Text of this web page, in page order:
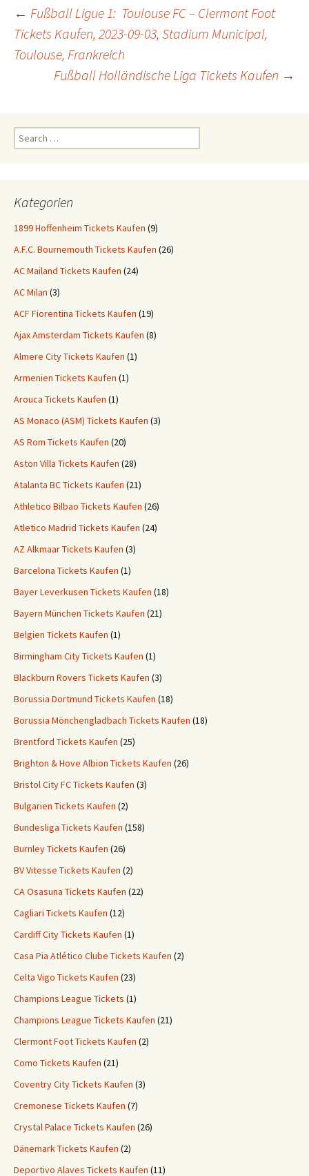
Post
navigation
← Fußball Ligue 1: Toulouse FC – Clermont Foot
Tickets Kaufen, 2023-09-03, Stadium Municipal,
Toulouse, Frankreich
Fußball Holländische Liga Tickets Kaufen →
Search
for:
Kategorien
1899 Hoffenheim Tickets Kaufen (9)
A.F.C. Bournemouth Tickets Kaufen (26)
AC Mailand Tickets Kaufen (24)
AC Milan (3)
ACF Fiorentina Tickets Kaufen (19)
Ajax Amsterdam Tickets Kaufen (8)
Almere City Tickets Kaufen (1)
Armenien Tickets Kaufen (1)
Arouca Tickets Kaufen (1)
AS Monaco (ASM) Tickets Kaufen (3)
AS Rom Tickets Kaufen (20)
Aston Villa Tickets Kaufen (28)
Atalanta BC Tickets Kaufen (21)
Athletico Bilbao Tickets Kaufen (26)
Atletico Madrid Tickets Kaufen (24)
AZ Alkmaar Tickets Kaufen (3)
Barcelona Tickets Kaufen (1)
Bayer Leverkusen Tickets Kaufen (18)
Bayern München Tickets Kaufen (21)
Belgien Tickets Kaufen (1)
Birmingham City Tickets Kaufen (1)
Blackburn Rovers Tickets Kaufen (3)
Borussia Dortmund Tickets Kaufen (18)
Borussia Mönchengladbach Tickets Kaufen (18)
Brentford Tickets Kaufen (25)
Brighton & Hove Albion Tickets Kaufen (26)
Bristol City FC Tickets Kaufen (3)
Bulgarien Tickets Kaufen (2)
Bundesliga Tickets Kaufen (158)
Burnley Tickets Kaufen (26)
BV Vitesse Tickets Kaufen (2)
CA Osasuna Tickets Kaufen (22)
Cagliari Tickets Kaufen (12)
Cardiff City Tickets Kaufen (1)
Casa Pia Atlético Clube Tickets Kaufen (2)
Celta Vigo Tickets Kaufen (23)
Champions League Tickets (1)
Champions League Tickets Kaufen (21)
Clermont Foot Tickets Kaufen (2)
Como Tickets Kaufen (21)
Coventry City Tickets Kaufen (3)
Cremonese Tickets Kaufen (7)
Crystal Palace Tickets Kaufen (26)
Dänemark Tickets Kaufen (2)
Deportivo Alaves Tickets Kaufen (11)